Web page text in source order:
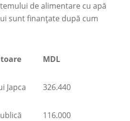
de alimentare cu apă
sunt finanțate după cum
MDL
Japca 326.440
116.000